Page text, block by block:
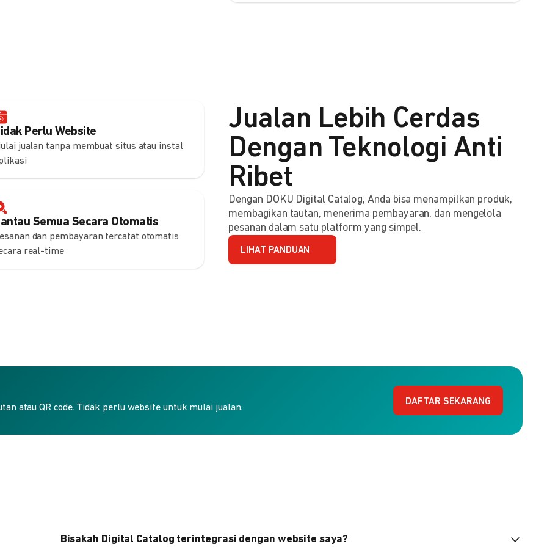
Perlu Website
jualan tanpa membuat situs atau instal
Semua Secara Otomatis
dan pembayaran tercatat otomatis
real-time
Jualan Lebih Cerdas
Dengan Teknologi Anti
Ribet
Dengan DOKU Digital Catalog, Anda bisa menampilkan produk,
membagikan tautan, menerima pembayaran, dan mengelola
pesanan dalam satu platform yang simpel.
LIHAT PANDUAN
atau QR code. Tidak perlu website untuk mulai jualan.
DAFTAR SEKARANG
Bisakah Digital Catalog terintegrasi dengan website saya?